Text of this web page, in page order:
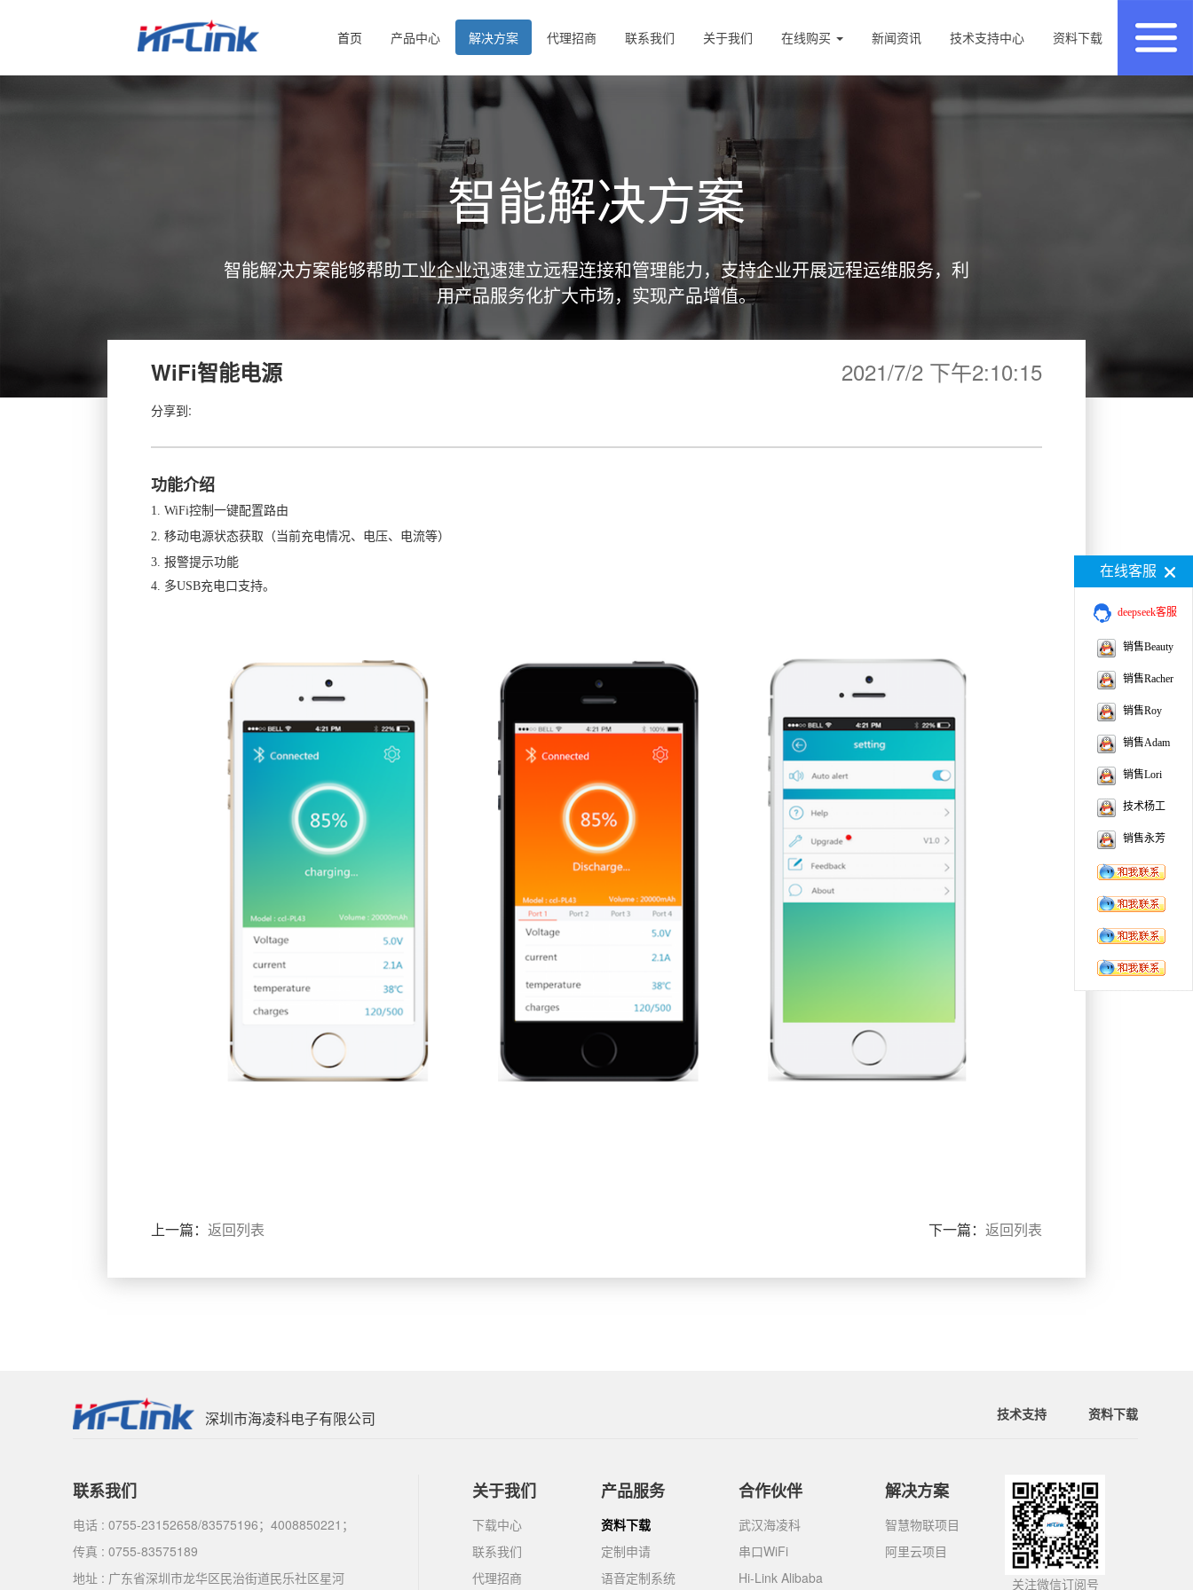
首页 产品中心 解决方案 代理招商 联系我们 关于我们 在线购买 新闻资讯 技术支持中心 资料下载
智能解决方案
智能解决方案能够帮助工业企业迅速建立远程连接和管理能力，支持企业开展远程运维服务，利
用产品服务化扩大市场，实现产品增值。
WiFi智能电源 2021/7/2 下午2:10:15
分享到:
功能介绍
1. WiFi控制一键配置路由
2. 移动电源状态获取（当前充电情况、电压、电流等）
3. 报警提示功能
4. 多USB充电口支持。
上一篇： 返回列表 下一篇： 返回列表
深圳市海凌科电子有限公司 技术支持 资料下载
联系我们
电话 : 0755-23152658/83575196；4008850221；
传真 : 0755-83575189
地址 : 广东省深圳市龙华区民治街道民乐社区星河
关于我们
下载中心
联系我们
代理招商
产品服务
资料下载
定制申请
语音定制系统
合作伙伴
武汉海凌科
串口WiFi
Hi-Link Alibaba
解决方案
智慧物联项目
阿里云项目
关注微信订阅号
在线客服
deepseek客服
销售Beauty
销售Racher
销售Roy
销售Adam
销售Lori
技术杨工
销售永芳